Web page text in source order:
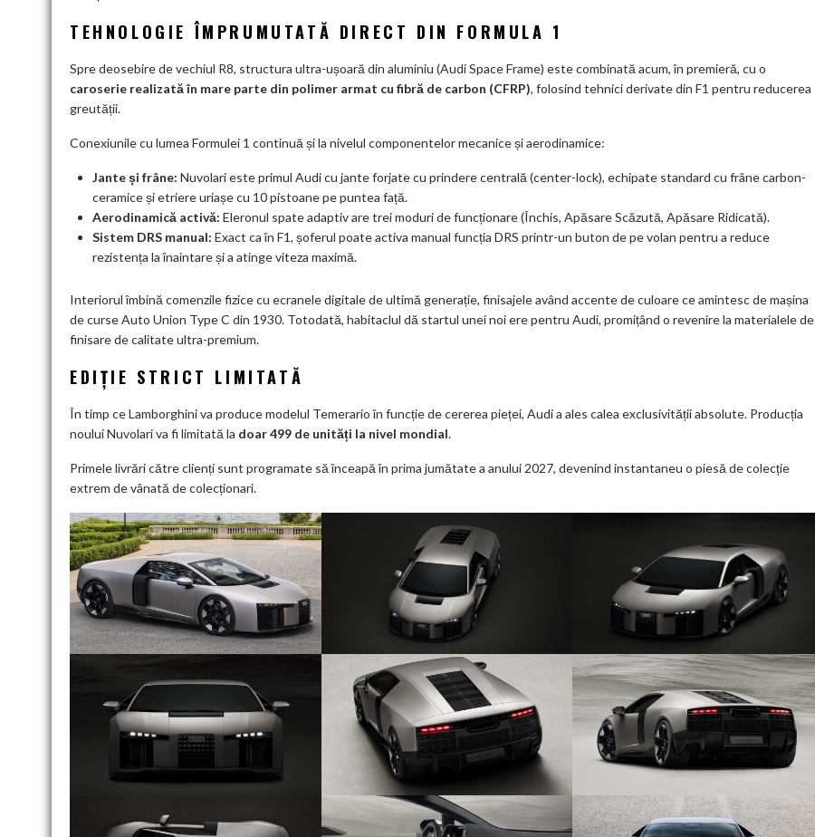
TEHNOLOGIE ÎMPRUMUTATĂ DIRECT DIN FORMULA 1
Spre deosebire de vechiul R8, structura ultra-ușoară din aluminiu (Audi Space Frame) este combinată acum, în premieră, cu o
caroserie realizată în mare parte din polimer armat cu fibră de carbon (CFRP), folosind tehnici derivate din F1 pentru reducerea
greutății.
Conexiunile cu lumea Formulei 1 continuă și la nivelul componentelor mecanice și aerodinamice:
Jante și frâne: Nuvolari este primul Audi cu jante forjate cu prindere centrală (center-lock), echipate standard cu frâne carbon-
ceramice și etriere uriașe cu 10 pistoane pe puntea față.
Aerodinamică activă: Eleronul spate adaptiv are trei moduri de funcționare (Închis, Apăsare Scăzută, Apăsare Ridicată).
Sistem DRS manual: Exact ca în F1, șoferul poate activa manual funcția DRS printr-un buton de pe volan pentru a reduce
rezistența la înaintare și a atinge viteza maximă.
Interiorul îmbină comenzile fizice cu ecranele digitale de ultimă generație, finisajele având accente de culoare ce amintesc de mașina
de curse Auto Union Type C din 1930. Totodată, habitaclul dă startul unei noi ere pentru Audi, promițând o revenire la materialele de
finisare de calitate ultra-premium.
EDIȚIE STRICT LIMITATĂ
În timp ce Lamborghini va produce modelul Temerario în funcție de cererea pieței, Audi a ales calea exclusivității absolute. Producția
noului Nuvolari va fi limitată la doar 499 de unități la nivel mondial.
Primele livrări către clienți sunt programate să înceapă în prima jumătate a anului 2027, devenind instantaneu o piesă de colecție
extrem de vânată de colecționari.